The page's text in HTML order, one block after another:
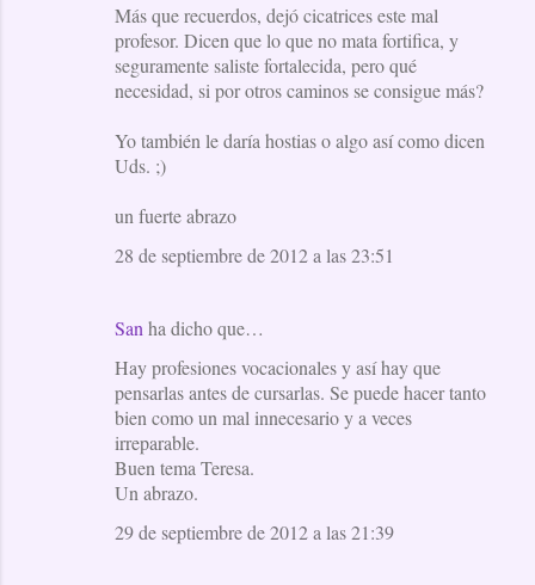
Más que recuerdos, dejó cicatrices este mal
profesor. Dicen que lo que no mata fortifica, y
seguramente saliste fortalecida, pero qué
necesidad, si por otros caminos se consigue más?
Yo también le daría hostias o algo así como dicen
Uds. ;)
un fuerte abrazo
28 de septiembre de 2012 a las 23:51
San ha dicho que…
Hay profesiones vocacionales y así hay que
pensarlas antes de cursarlas. Se puede hacer tanto
bien como un mal innecesario y a veces
irreparable.
Buen tema Teresa.
Un abrazo.
29 de septiembre de 2012 a las 21:39